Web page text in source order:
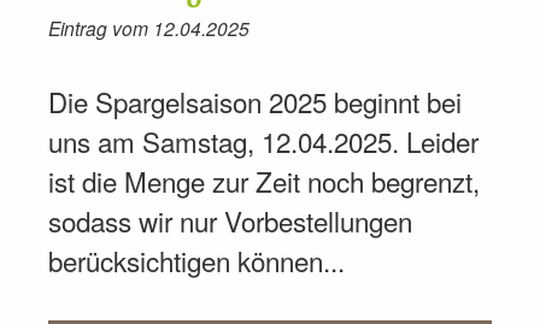
Eintrag vom 12.04.2025
Die Spargelsaison 2025 beginnt bei
uns am Samstag, 12.04.2025. Leider
ist die Menge zur Zeit noch begrenzt,
sodass wir nur Vorbestellungen
berücksichtigen können...